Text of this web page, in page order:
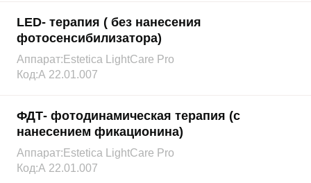
LED- терапия ( без нанесения
фотосенсибилизатора)
Аппарат: Estetica LightCare Pro
Код:А 22.01.007
ФДТ- фотодинамическая терапия (с
нанесением фикационина)
Аппарат: Estetica LightCare Pro
Код:А 22.01.007